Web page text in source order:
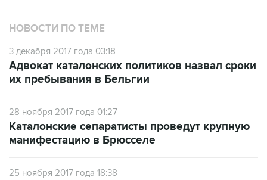
НОВОСТИ ПО ТЕМЕ
3 декабря 2017 года 03:18
Адвокат каталонских политиков назвал сроки
их пребывания в Бельгии
28 ноября 2017 года 01:27
Каталонские сепаратисты проведут крупную
манифестацию в Брюсселе
25 ноября 2017 года 18:38